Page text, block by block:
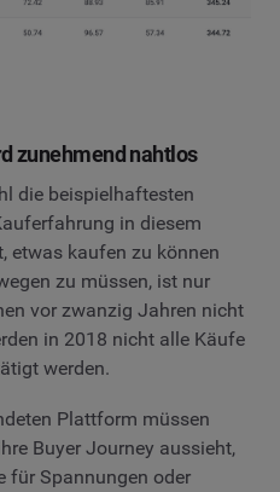
zunehmend nahtlos
die beispielhaftesten
in diesem
etwas kaufen zu können
zu müssen, ist nur
vor zwanzig Jahren nicht
in 2018 nicht alle Käufe
werden.
Plattform müssen
Buyer Journey aussieht,
für Spannungen oder